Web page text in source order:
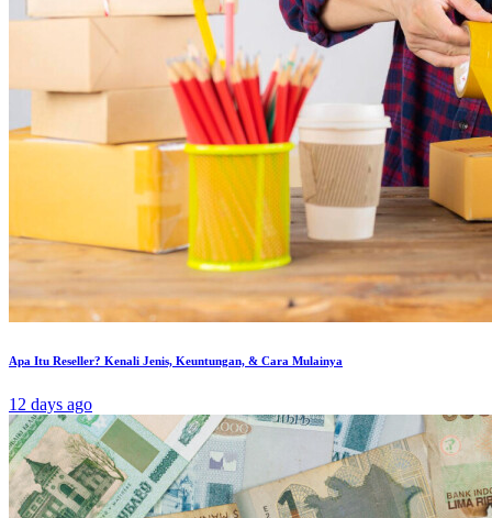
Apa Itu Reseller? Kenali Jenis, Keuntungan, & Cara Mulainya
12 days ago